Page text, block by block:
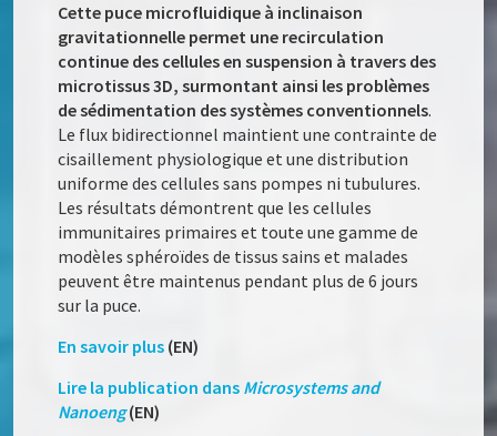
Cette puce microfluidique à inclinaison
gravitationnelle permet une recirculation
continue des cellules en suspension à travers des
microtissus 3D, surmontant ainsi les problèmes
de sédimentation des systèmes conventionnels.
Le flux bidirectionnel maintient une contrainte de
cisaillement physiologique et une distribution
uniforme des cellules sans pompes ni tubulures.
Les résultats démontrent que les cellules
immunitaires primaires et toute une gamme de
modèles sphéroïdes de tissus sains et malades
peuvent être maintenus pendant plus de 6 jours
sur la puce.
En savoir plus (EN)
Lire la publication dans Microsystems and
Nanoeng(EN)